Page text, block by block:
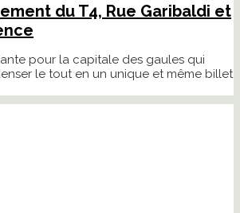
du T4, Rue Garibaldi et
pour la capitale des gaules qui
le tout en un unique et même billet